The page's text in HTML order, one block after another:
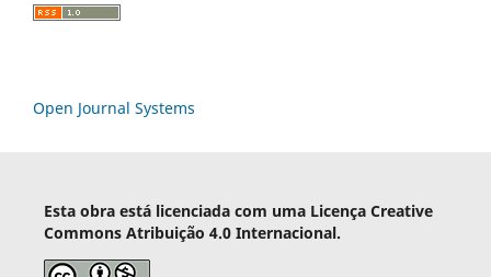
Open Journal Systems
Esta obra está licenciada com uma Licença Creative
Commons Atribuição 4.0 Internacional.